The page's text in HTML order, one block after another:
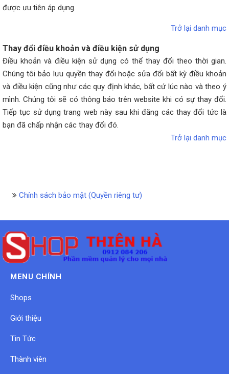
được ưu tiên áp dụng.
Trở lại danh mục
Thay đổi điều khoản và điều kiện sử dụng
Điều khoản và điều kiện sử dụng có thể thay đổi theo thời gian.
Chúng tôi bảo lưu quyền thay đổi hoặc sửa đổi bất kỳ điều khoản
và điều kiện cũng như các quy định khác, bất cứ lúc nào và theo ý
mình. Chúng tôi sẽ có thông báo trên website khi có sự thay đổi.
Tiếp tục sử dụng trang web này sau khi đăng các thay đổi tức là
bạn đã chấp nhận các thay đổi đó.
Trở lại danh mục
Chính sách bảo mật (Quyền riêng tư)
MENU CHÍNH
Shops
Giới thiệu
Tin Tức
Thành viên